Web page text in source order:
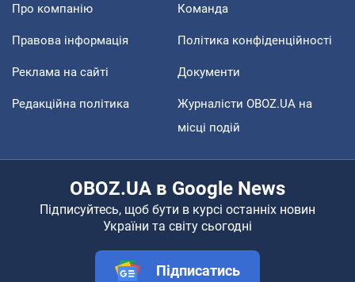
Про компанію Команда
Правова інформація Політика конфіденційності
Реклама на сайті Документи
Редакційна політика
Журналісти OBOZ.UA на
місці подій
OBOZ.UA в Google News
Підписуйтесь, щоб бути в курсі останніх новин
України та світу сьогодні
Підписатись